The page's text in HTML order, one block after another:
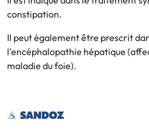
Anti-Poux
Homéopathie
constipation.
Il peut également être prescrit
l'encéphalopathie hépatique
maladie du foie).